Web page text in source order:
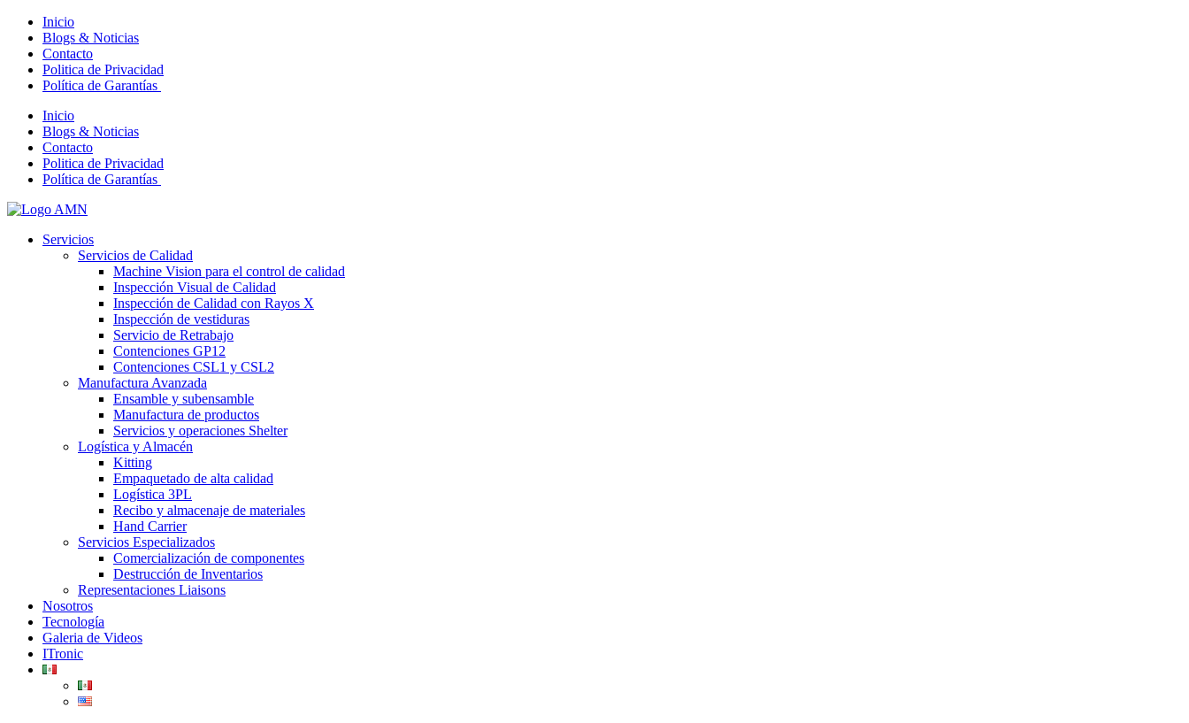
Inicio
Blogs & Noticias
Contacto
Politica de Privacidad
Política de Garantías
Inicio
Blogs & Noticias
Contacto
Politica de Privacidad
Política de Garantías
Servicios
Servicios de Calidad
Machine Vision para el control de calidad
Inspección Visual de Calidad
Inspección de Calidad con Rayos X
Inspección de vestiduras
Servicio de Retrabajo
Contenciones GP12
Contenciones CSL1 y CSL2
Manufactura Avanzada
Ensamble y subensamble
Manufactura de productos
Servicios y operaciones Shelter
Logística y Almacén
Kitting
Empaquetado de alta calidad
Logística 3PL
Recibo y almacenaje de materiales
Hand Carrier
Servicios Especializados
Comercialización de componentes
Destrucción de Inventarios
Representaciones Liaisons
Nosotros
Tecnología
Galeria de Videos
ITronic